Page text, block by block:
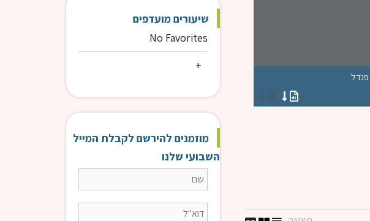
הרב פנדל דוד
שיעורים מועדפים
No Favorites
מוזמנים להירשם לקבלת המייל
השבועי שלנו